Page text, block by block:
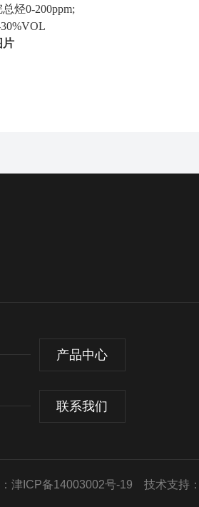
总烃0-200ppm;
片
产品中心
联系我们
津ICP备14003002号-19 技术支持：